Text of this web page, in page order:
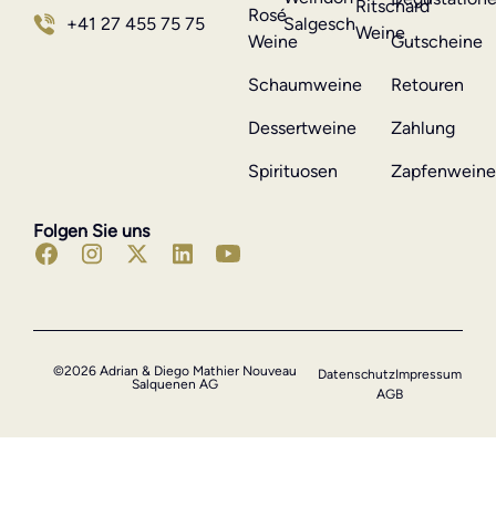
+41 27 455 75 75
Folgen Sie uns
Rosé
Weine
Schaumweine
Dessertweine
Spirituosen
Gutscheine
Retouren
Zahlung
Zapfenweine
Ritschard
Weine
Salgesch
©2026 Adrian & Diego Mathier Nouveau
Salquenen AG
DatenschutzImpressum
AGB